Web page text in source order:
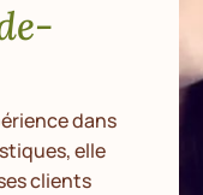
dans
elle
clients